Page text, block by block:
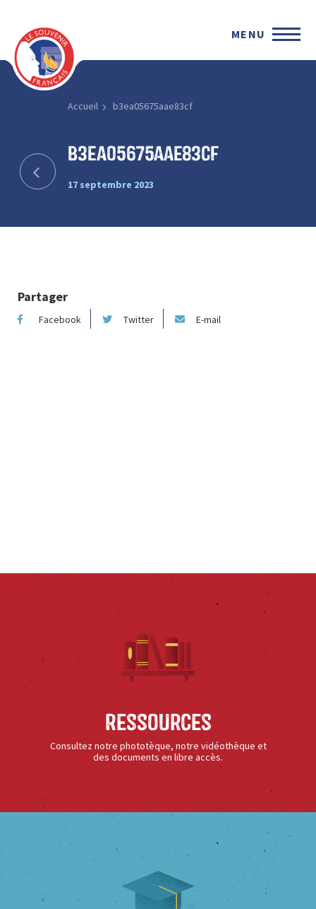
MENU
Accueil b3ea05675aae83cf
b3ea05675aae83cf
17 septembre 2023
Partager
Facebook Twitter E-mail
Ressources
Consultez notre phototèque, notre vidéothèque et
des documents en libre accès.